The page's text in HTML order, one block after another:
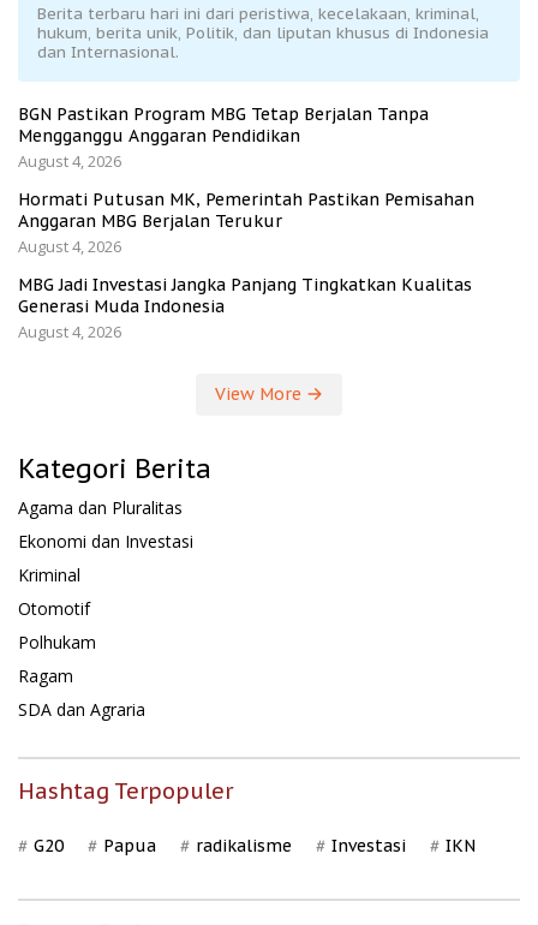
Berita terbaru hari ini dari peristiwa, kecelakaan, kriminal,
hukum, berita unik, Politik, dan liputan khusus di Indonesia
dan Internasional.
BGN Pastikan Program MBG Tetap Berjalan Tanpa
Mengganggu Anggaran Pendidikan
August 4, 2026
Hormati Putusan MK, Pemerintah Pastikan Pemisahan
Anggaran MBG Berjalan Terukur
August 4, 2026
MBG Jadi Investasi Jangka Panjang Tingkatkan Kualitas
Generasi Muda Indonesia
August 4, 2026
View More
Kategori Berita
Agama dan Pluralitas
Ekonomi dan Investasi
Kriminal
Otomotif
Polhukam
Ragam
SDA dan Agraria
Hashtag Terpopuler
G20 Papua radikalisme Investasi IKN